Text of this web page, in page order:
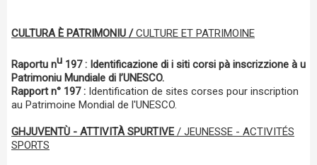
CULTURA È PATRIMONIU /CULTURE ET PATRIMOINE
Raportu nu 197 : Identificazione di i siti corsi pà inscrizzione à u
Patrimoniu Mundiale di l’UNESCO.
Rapport n° 197 : Identification de sites corses pour inscription
au Patrimoine Mondial de l'UNESCO.
GHJUVENTÙ - ATTIVITÀ SPURTIVE / JEUNESSE - ACTIVITÉS
SPORTS